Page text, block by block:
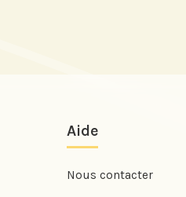
Aide
Nous contacter